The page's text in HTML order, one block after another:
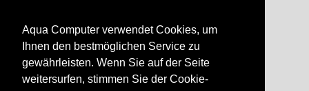
Aqua Computer verwendet Cookies, um
Ihnen den bestmöglichen Service zu
gewährleisten. Wenn Sie auf der Seite
weitersurfen, stimmen Sie der Cookie-